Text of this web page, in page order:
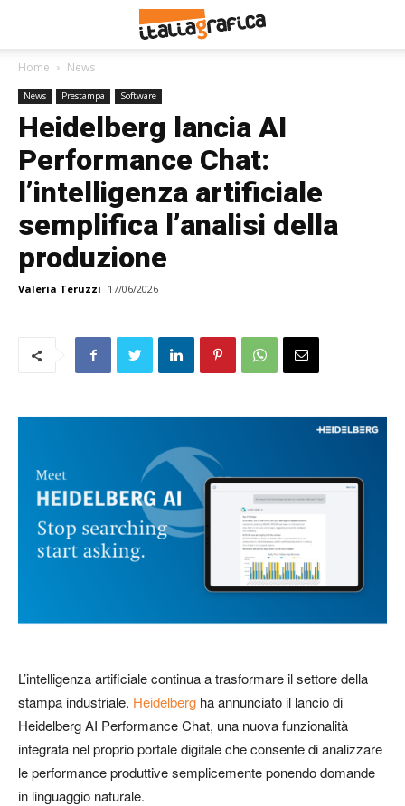
Home News
News Prestampa Software
Heidelberg lancia AI
Performance Chat:
l’intelligenza artificiale
semplifica l’analisi della
produzione
Valeria Teruzzi 17/06/2026
L’intelligenza artificiale continua a trasformare il settore della
stampa industriale. Heidelberg ha annunciato il lancio di
Heidelberg AI Performance Chat, una nuova funzionalità
integrata nel proprio portale digitale che consente di analizzare
le performance produttive semplicemente ponendo domande
in linguaggio naturale.